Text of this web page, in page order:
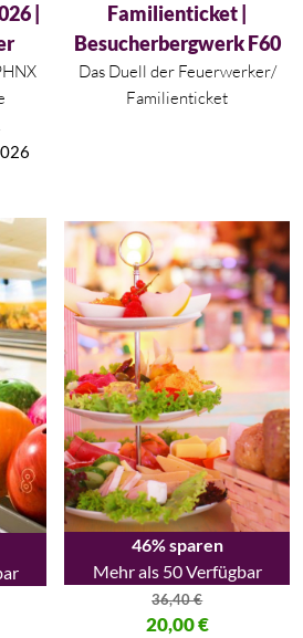
|
Familienticket |
Besucherbergwerk F60
Das Duell der Feuerwerker/
Familienticket
101,60 €
46% sparen
Mehr als 50 Verfügbar
36,40€
Ursprünglicher Preis war:
20,00€